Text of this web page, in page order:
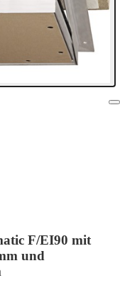
F/EI90 mit
und